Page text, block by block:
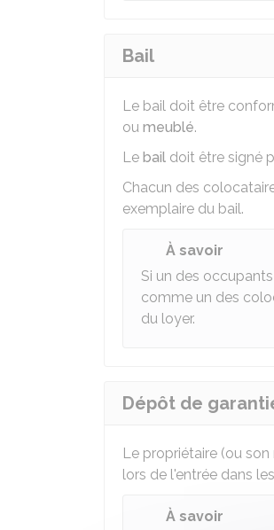
Bail
Le bail doit être
ou meublé.
Le bail doit être signé
Chacun des
exemplaire du bail.
À savoir
Si un des
comme un des
du loyer.
Dépôt de
Le propriétaire (ou
lors de l'entrée dans
À savoir